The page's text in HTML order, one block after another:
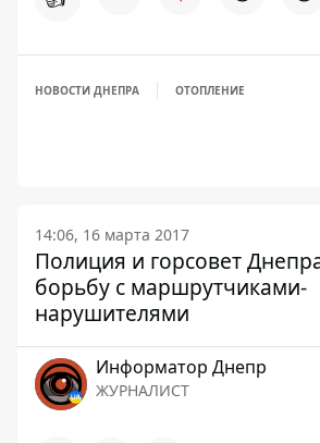
НОВОСТИ ДНЕПРА ОТОПЛЕНИЕ
14:06, 16 марта 2017
Полиция и горсовет
борьбу с маршрутчиками-
нарушителями
Информатор Днепр
ЖУРНАЛИСТ